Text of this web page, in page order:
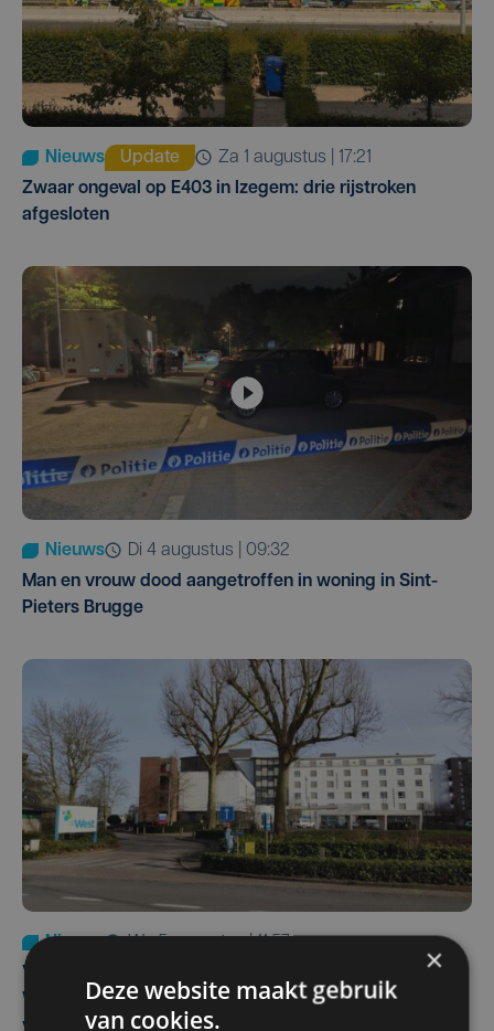
Nieuws Update
za 1 augustus | 17:21
Zwaar ongeval op E403 in Izegem: drie rijstroken
afgesloten
Nieuws
di 4 augustus | 09:32
Man en vrouw dood aangetroffen in woning in Sint-
Pieters Brugge
Nieuws
Vier Oostendse gynaecologen versterken dienst in AZ
West, dat ook een nieuwe voltijdse gynaecoloog
verwelkomt
×
Deze website maakt gebruik
van cookies.